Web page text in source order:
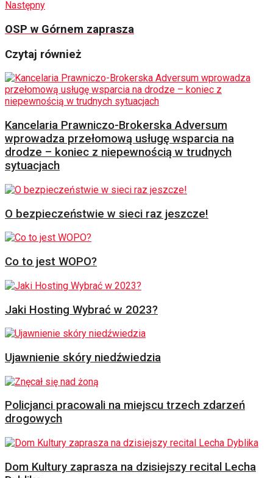
Następny
OSP w Górnem zaprasza
Czytaj również
Kancelaria Prawniczo-Brokerska Adversum
wprowadza przełomową usługę wsparcia na
drodze – koniec z niepewnością w trudnych
sytuacjach
O bezpieczeństwie w sieci raz jeszcze!
Co to jest WOPO?
Jaki Hosting Wybrać w 2023?
Ujawnienie skóry niedźwiedzia
Policjanci pracowali na miejscu trzech zdarzeń
drogowych
Dom Kultury zaprasza na dzisiejszy recital Lecha